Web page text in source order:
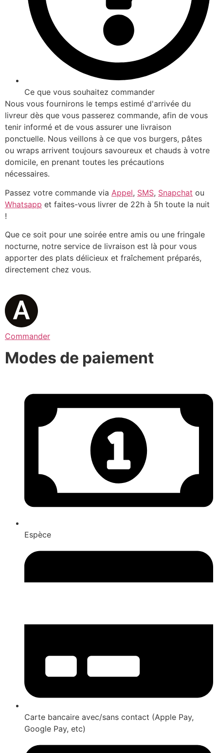
Ce que vous souhaitez commander
Nous vous fournirons le temps estimé d'arrivée du
livreur dès que vous passerez commande, afin de vous
tenir informé et de vous assurer une livraison
ponctuelle. Nous veillons à ce que vos burgers, pâtes
ou wraps arrivent toujours savoureux et chauds à votre
domicile, en prenant toutes les précautions
nécessaires.
Passez votre commande via Appel, SMS, Snapchat ou
Whatsapp et faites-vous livrer de 22h à 5h toute la nuit
!
Que ce soit pour une soirée entre amis ou une fringale
nocturne, notre service de livraison est là pour vous
apporter des plats délicieux et fraîchement préparés,
directement chez vous.
Commander
Modes de paiement
Espèce
Carte bancaire avec/sans contact (Apple Pay,
Google Pay, etc)